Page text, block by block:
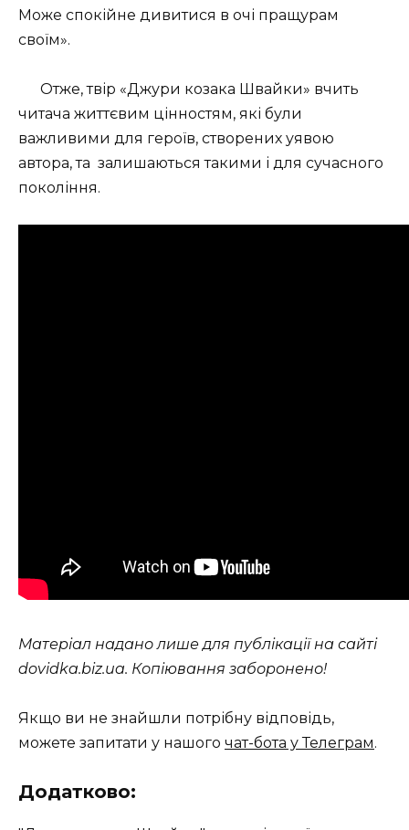
Може спокійне дивитися в очі пращурам
своїм».
Отже, твір «Джури козака Швайки» вчить
читача життєвим цінностям, які були
важливими для героїв, створених уявою
автора, та залишаються такими і для сучасного
покоління.
Матеріал надано лише для публікації на сайті
dovidka.biz.ua. Копіювання заборонено!
Якщо ви не знайшли потрібну відповідь,
можете запитати у нашого чат-бота у Телеграм.
Додатково: